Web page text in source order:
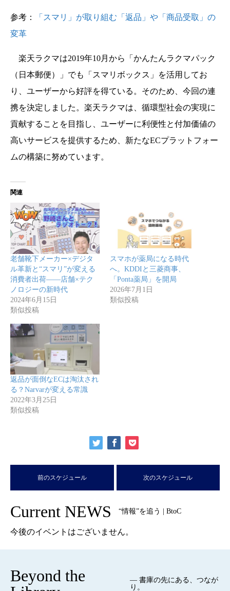
参考：
「スマリ」が取り組む「返品」や「商品受取」の
変革
楽天ラクマは2019年10月から「かんたんラクマパック
（日本郵便）」でも「スマリボックス」を活用してお
り、ユーザーから好評を得ている。そのため、今回の連
携を決定しました。楽天ラクマは、循環型社会の実現に
貢献することを目指し、ユーザーに利便性と付加価値の
高いサービスを提供するため、新たなECプラットフォー
ムの構築に努めています。
関連
老舗靴下メーカー×デジタ
ル革新と“スマリ”が変える
消費者出荷――店舗×テク
ノロジーの新時代
2024年6月15日
類似投稿
スマホが薬局になる時代
へ。KDDIと三菱商事、
「Ponta薬局」を開局
2026年7月1日
類似投稿
返品が面倒なECは淘汰され
る？Narvarが変える常識
2022年3月25日
類似投稿
前のスケジュール 次のスケジュール
Current NEWS “情報”を追う | BtoC
今後のイベントはございません。
Beyond the
— 書庫の先にある、つなが
り。